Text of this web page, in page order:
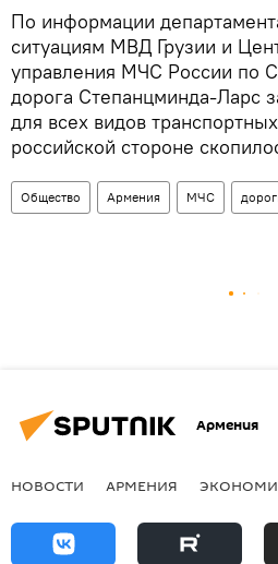
По информации
ситуациям МВД Грузии и
управления МЧС России по
дорога Степанцминда-Ларс
для всех видов
российской стороне
Общество Армения МЧС
Армения
НОВОСТИ АРМЕНИЯ